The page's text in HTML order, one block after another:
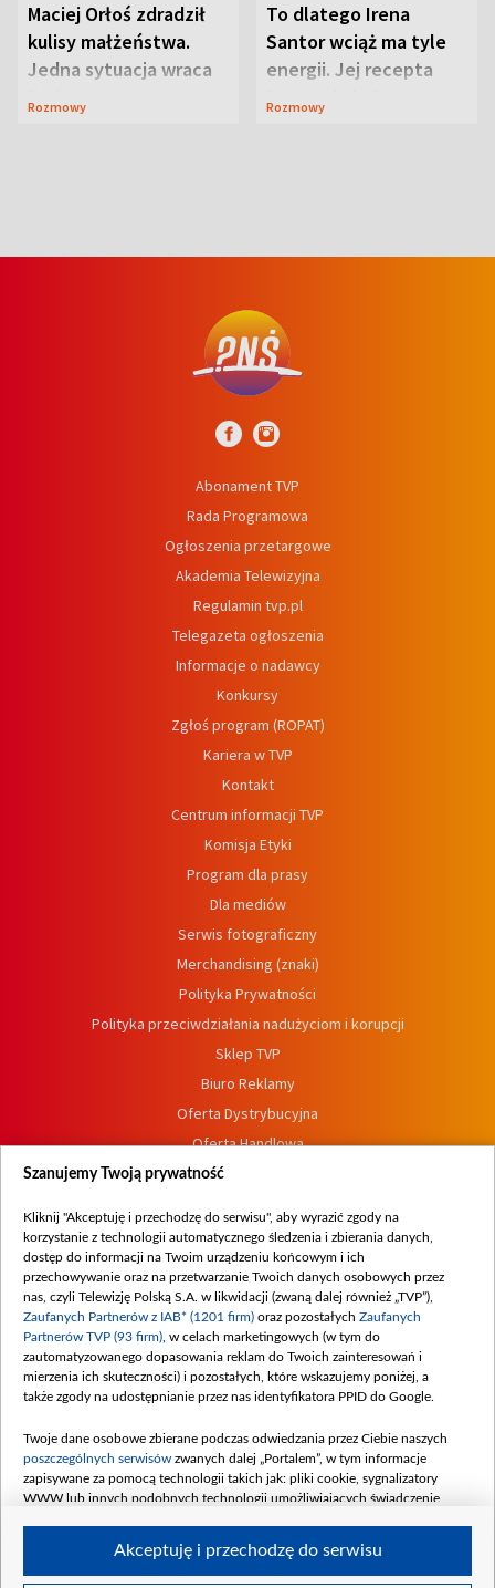
Maciej Orłoś zdradził
kulisy małżeństwa.
Jedna sytuacja wraca
jak bumerang
Rozmowy
To dlatego Irena
Santor wciąż ma tyle
energii. Jej recepta
jest zaskakująco
Rozmowy
Abonament TVP
Rada Programowa
Ogłoszenia przetargowe
Akademia Telewizyjna
Regulamin tvp.pl
Telegazeta ogłoszenia
Informacje o nadawcy
Konkursy
Zgłoś program (ROPAT)
Kariera w TVP
Kontakt
Centrum informacji TVP
Komisja Etyki
Program dla prasy
Dla mediów
Serwis fotograficzny
Merchandising (znaki)
Polityka Prywatności
Polityka przeciwdziałania nadużyciom i korupcji
Sklep TVP
Biuro Reklamy
Oferta Dystrybucyjna
Oferta Handlowa
Dostępność
Procedura zgłoszeń wewnętrznych
Szanujemy Twoją prywatność
Kliknij "Akceptuję i przechodzę do serwisu", aby wyrazić zgody na
korzystanie z technologii automatycznego śledzenia i zbierania danych,
dostęp do informacji na Twoim urządzeniu końcowym i ich
przechowywanie oraz na przetwarzanie Twoich danych osobowych przez
nas, czyli Telewizję Polską S.A. w likwidacji (zwaną dalej również „TVP”),
Zaufanych Partnerów z IAB* (1201 firm) oraz pozostałych Zaufanych
Partnerów TVP (93 firm) , w celach marketingowych (w tym do
zautomatyzowanego dopasowania reklam do Twoich zainteresowań i
mierzenia ich skuteczności) i pozostałych, które wskazujemy poniżej, a
także zgody na udostępnianie przez nas identyfikatora PPID do Google.
Twoje dane osobowe zbierane podczas odwiedzania przez Ciebie naszych
poszczególnych serwisów zwanych dalej „Portalem”, w tym informacje
zapisywane za pomocą technologii takich jak: pliki cookie, sygnalizatory
WWW lub innych podobnych technologii umożliwiających świadczenie
Akceptuję i przechodzę do serwisu